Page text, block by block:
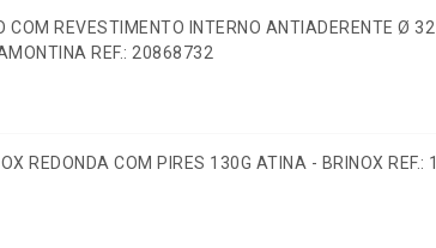
COM REVESTIMENTO INTERNO ANTIADERENTE Ø 32
REF.: 20868732
REDONDA COM PIRES 130G ATINA - BRINOX REF.: 1